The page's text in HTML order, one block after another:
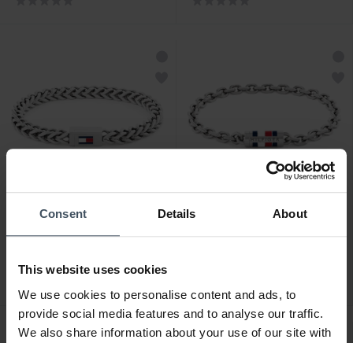
Consent Details About
This website uses cookies
We use cookies to personalise content and ads, to
provide social media features and to analyse our traffic.
We also share information about your use of our site with
Armband - 2790647
NOUVEAU